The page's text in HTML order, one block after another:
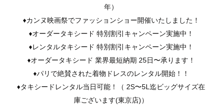
年）
♦︎カンヌ映画祭でファッションショー開催いたしました！
♦︎オーダータキシード 特別割引キャンペーン実施中！
♦︎レンタルタキシード 特別割引キャンペーン実施中！
♦︎オーダータキシード 業界最短納期 25日〜承ります！
♦︎パリで絶賛された着物ドレスのレンタル開始！！
♦︎タキシードレンタル当日可能！（ 2S〜5L迄ビッグサイズ在
庫ございます(東京店)）